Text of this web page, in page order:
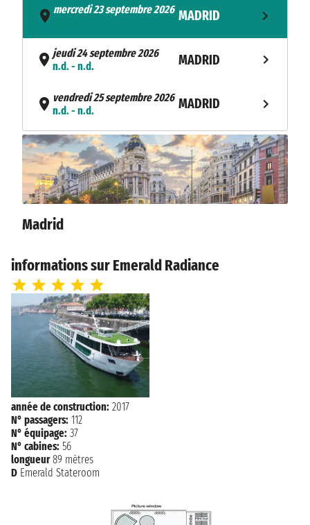
mercredi 23 septembre 2026 MADRID
jeudi 24 septembre 2026
n.d. - n.d.
MADRID
vendredi 25 septembre 2026
n.d. - n.d.
MADRID
samedi 26 septembre 2026
n.d. - n.d.
MADRID
dimanche 27 septembre 2026
n.d. - n.d.
PINHÃO
lundi 28 septembre 2026
mardi 29 septembre 2026
n.d. - n.d.
VEGA DE
mercredi 30 septembre 2026
n.d. - n.d.
jeudi 1 octobre 2026
n.d. - n.d.
vendredi 2 octobre 2026
n.d. - n.d.
samedi 3 octobre 2026
n.d. - n.d.
dimanche 4 octobre 2026
LISBONNE
Madrid
informations sur Emerald Radiance
année de construction: 2017
N° passagers: 112
N° équipage: 37
N° cabines: 56
longueur 89 mètres
D Emerald Stateroom